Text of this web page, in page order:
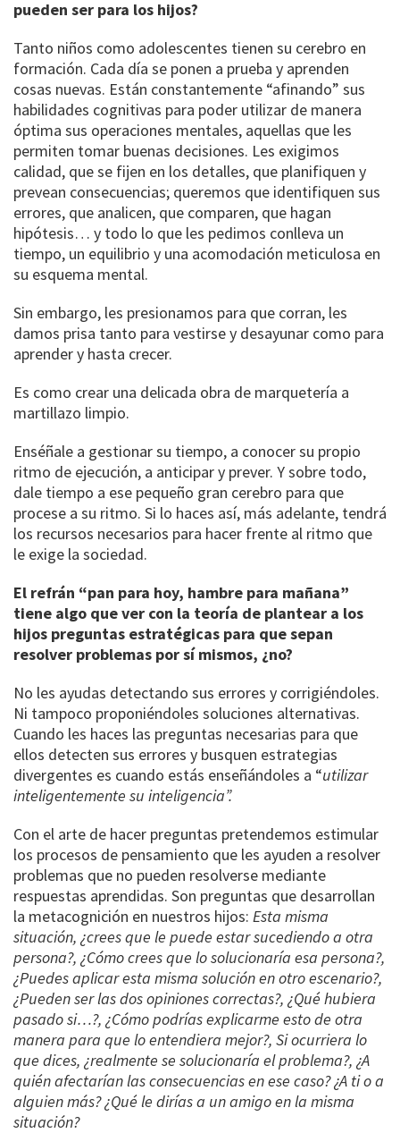
pueden ser para los hijos?
Tanto niños como adolescentes tienen su cerebro en
formación. Cada día se ponen a prueba y aprenden
cosas nuevas. Están constantemente “afinando” sus
habilidades cognitivas para poder utilizar de manera
óptima sus operaciones mentales, aquellas que les
permiten tomar buenas decisiones. Les exigimos
calidad, que se fijen en los detalles, que planifiquen y
prevean consecuencias; queremos que identifiquen sus
errores, que analicen, que comparen, que hagan
hipótesis… y todo lo que les pedimos conlleva un
tiempo, un equilibrio y una acomodación meticulosa en
su esquema mental.
Sin embargo, les presionamos para que corran, les
damos prisa tanto para vestirse y desayunar como para
aprender y hasta crecer.
Es como crear una delicada obra de marquetería a
martillazo limpio.
Enséñale a gestionar su tiempo, a conocer su propio
ritmo de ejecución, a anticipar y prever. Y sobre todo,
dale tiempo a ese pequeño gran cerebro para que
procese a su ritmo. Si lo haces así, más adelante, tendrá
los recursos necesarios para hacer frente al ritmo que
le exige la sociedad.
El refrán “pan para hoy, hambre para mañana”
tiene algo que ver con la teoría de plantear a los
hijos preguntas estratégicas para que sepan
resolver problemas por sí mismos, ¿no?
No les ayudas detectando sus errores y corrigiéndoles.
Ni tampoco proponiéndoles soluciones alternativas.
Cuando les haces las preguntas necesarias para que
ellos detecten sus errores y busquen estrategias
divergentes es cuando estás enseñándoles a “utilizar
inteligentemente su inteligencia”.
Con el arte de hacer preguntas pretendemos estimular
los procesos de pensamiento que les ayuden a resolver
problemas que no pueden resolverse mediante
respuestas aprendidas. Son preguntas que desarrollan
la metacognición en nuestros hijos: Esta misma
situación, ¿crees que le puede estar sucediendo a otra
persona?, ¿Cómo crees que lo solucionaría esa persona?,
¿Puedes aplicar esta misma solución en otro escenario?,
¿Pueden ser las dos opiniones correctas?, ¿Qué hubiera
pasado si…?, ¿Cómo podrías explicarme esto de otra
manera para que lo entendiera mejor?, Si ocurriera lo
que dices, ¿realmente se solucionaría el problema?, ¿A
quién afectarían las consecuencias en ese caso? ¿A ti o a
alguien más? ¿Qué le dirías a un amigo en la misma
situación?